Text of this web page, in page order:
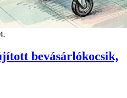
bevásárlókocsik,